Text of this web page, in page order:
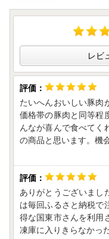
レビ
たいへんおいしい豚肉
価格帯の豚肉と同等程
んなが喜んで食べてく
の商品と思います。機
ありがとうございまし
は毎回ふるさと納税で
得な国東市さんを利用
凍庫に入りきらなかっ